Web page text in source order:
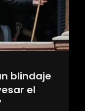
blindaje
el